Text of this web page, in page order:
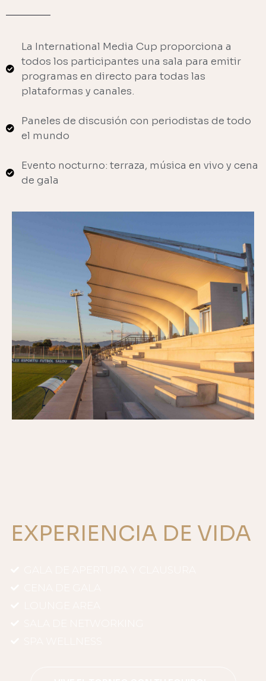
La International Media Cup proporciona a
todos los participantes una sala para emitir
programas en directo para todas las
plataformas y canales.
Paneles de discusión con periodistas de todo
el mundo
Evento nocturno: terraza, música en vivo y cena
de gala
EXPERIENCIA DE VIDA